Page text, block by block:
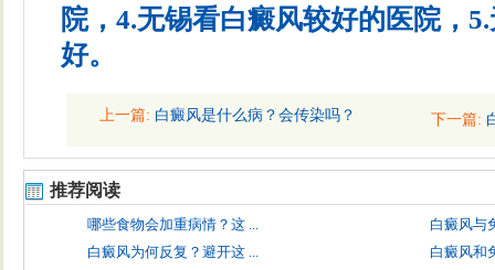
院，4.无锡看白癜风较好的医院，
好。
上一篇: 白癜风是什么病？会传染吗？ 下一篇:
推荐阅读
哪些食物会加重病情？这 ...
白癜风与
白癜风为何反复？避开这 ...
白癜风和